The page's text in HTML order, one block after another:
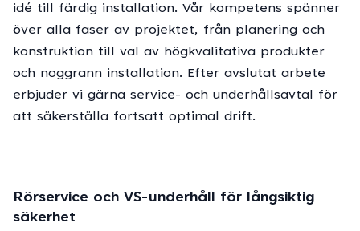
idé till färdig installation. Vår kompetens spänner
över alla faser av projektet, från planering och
konstruktion till val av högkvalitativa produkter
och noggrann installation. Efter avslutat arbete
erbjuder vi gärna service- och underhållsavtal för
att säkerställa fortsatt optimal drift.
Rörservice och VS-underhåll för långsiktig
säkerhet